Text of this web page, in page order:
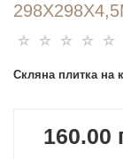
Скляна плитка на
160.00